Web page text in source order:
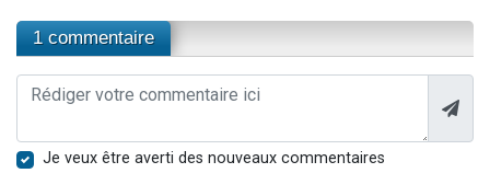
1 commentaire
Je veux être averti des nouveaux commentaires